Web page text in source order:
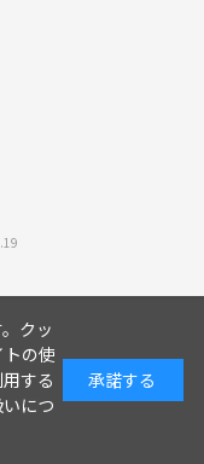
クッ
の使
する
につ
承諾する